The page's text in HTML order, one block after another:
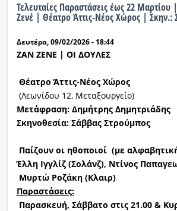
Τελευταίες Παραστάσεις έως 22 Μαρτίου
Ζενέ | Θέατρο Άττις-Νέος Χώρος | Σκην.:
Δευτέρα, 09/02/2026 - 18:44
ΖΑΝ ΖΕΝΕ | ΟΙ ΔΟΥΛΕΣ
Θέατρο Άττις-Νέος Χώρος
(Λεωνίδου 12, Μεταξουργείο)
Μετάφραση: Δημήτρης Δημητριάδης
Σκηνοθεσία: Σάββας Στρούμπος
Παίζουν οι ηθοποιοί (με
Έλλη Ιγγλίζ (Σολάνζ), Ντίνος
Μυρτώ Ροζάκη (Κλαιρ)
Παραστάσεις:
Παρασκευή, Σάββατο στις 21.00 &